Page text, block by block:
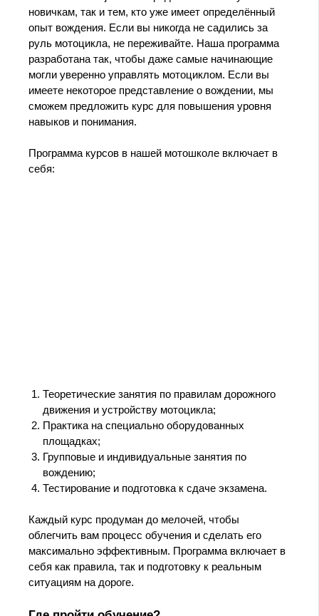
новичкам, так и тем, кто уже имеет определённый
опыт вождения. Если вы никогда не садились за
руль мотоцикла, не переживайте. Наша программа
разработана так, чтобы даже самые начинающие
могли уверенно управлять мотоциклом. Если вы
имеете некоторое представление о вождении, мы
сможем предложить курс для повышения уровня
навыков и понимания.
Программа курсов в нашей мотошколе включает в
себя:
Теоретические занятия по правилам дорожного
движения и устройству мотоцикла;
Практика на специально оборудованных
площадках;
Групповые и индивидуальные занятия по
вождению;
Тестирование и подготовка к сдаче экзамена.
Каждый курс продуман до мелочей, чтобы
облегчить вам процесс обучения и сделать его
максимально эффективным. Программа включает в
себя как правила, так и подготовку к реальным
ситуациям на дороге.